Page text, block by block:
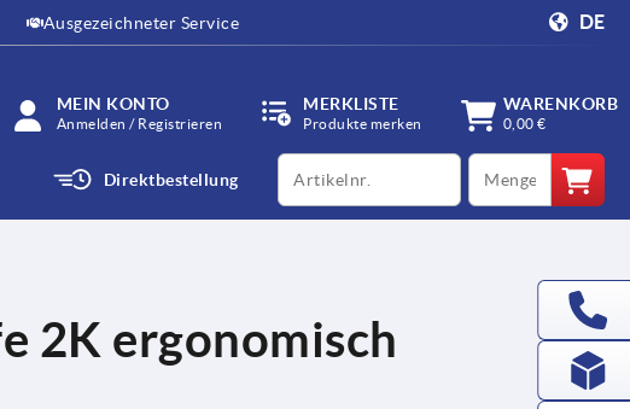
Ausgezeichneter Service DE
MEIN KONTO
Anmelden / Registrieren
MERKLISTE
Produkte merken
WARENKORB
0,00 €
Direktbestellung
productCode qty
2K ergonomisch